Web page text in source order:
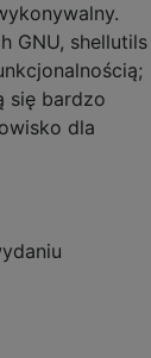
GNU, shellutils
się bardzo
dla